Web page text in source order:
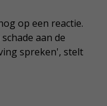
op een reactie.
aan de
spreken', stelt